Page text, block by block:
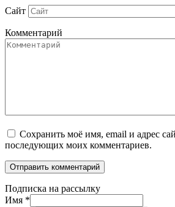
Сайт
Комментарий
Сохранить моё имя, email и адрес
последующих моих комментариев.
Подписка на рассылку
Имя *